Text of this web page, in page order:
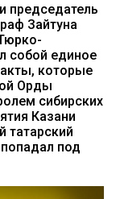
председатель
Зайтуна
собой единое
которые
Орды
сибирских
Казани
татарский
под